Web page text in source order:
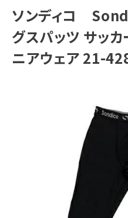
ACCOUNT MENU
ようこそ ゲスト 様
meeting_room ログイン person 会
INFORMATIOM
ソンディコ
グスパッツ サッカ
ニアウェア 21-